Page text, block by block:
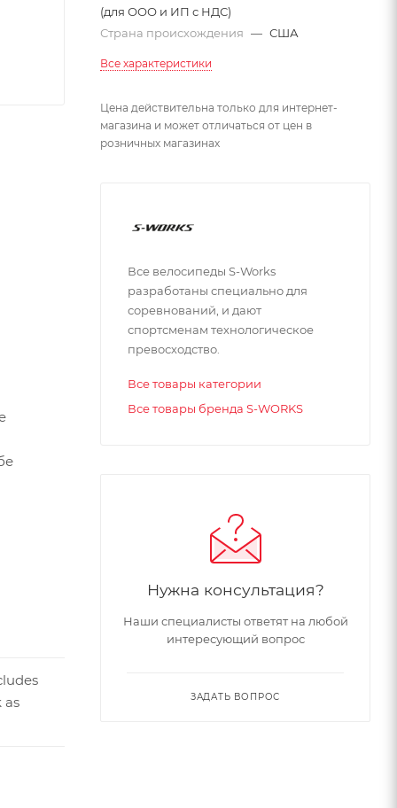
as
(для ООО и ИП с НДС)
Страна происхождения — США
Все характеристики
Цена действительна только для интернет-
магазина и может отличаться от цен в
розничных магазинах
Все велосипеды S-Works
разработаны специально для
соревнований, и дают
спортсменам технологическое
превосходство.
Все товары категории
Все товары бренда S-WORKS
Нужна консультация?
Наши специалисты ответят на любой
интересующий вопрос
ЗАДАТЬ ВОПРОС